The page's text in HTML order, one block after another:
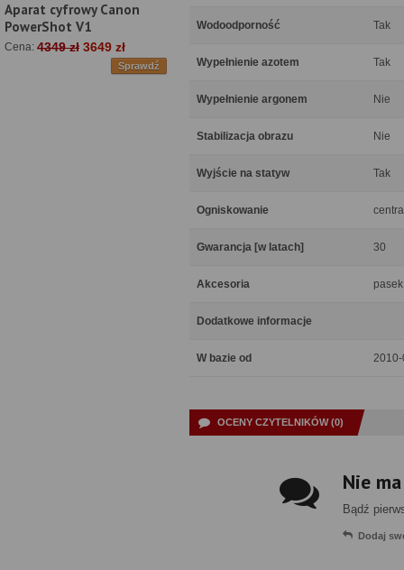
Aparat cyfrowy Canon
PowerShot V1
Cena: 4349 zł 3649 zł
Sprawdź
Wodoodporność Tak
Wypełnienie azotem Tak
Wypełnienie argonem Nie
Stabilizacja obrazu Nie
Wyjście na statyw Tak
Ogniskowanie
Gwarancja [w latach] 30
Akcesoria
Dodatkowe informacje
W bazie od
OCENY CZYTELNIKÓW (0)
Nie
Bądź
Dodaj